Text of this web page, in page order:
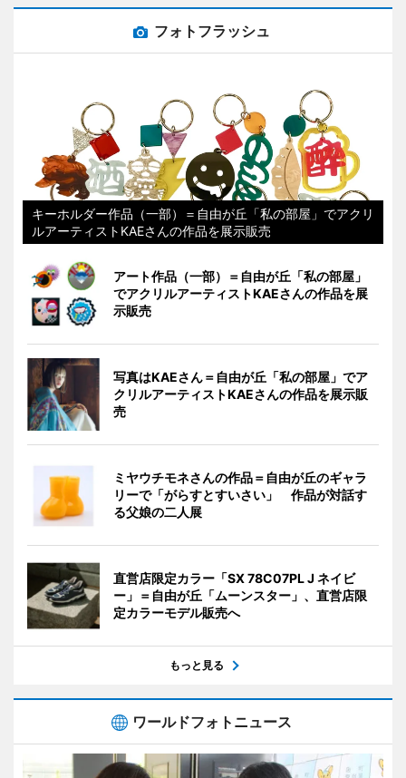
フォトフラッシュ
キーホルダー作品（一部）＝自由が丘「私の部屋」でアクリ
ルアーティストKAEさんの作品を展示販売
アート作品（一部）＝自由が丘「私の部屋」
でアクリルアーティストKAEさんの作品を展
示販売
写真はKAEさん＝自由が丘「私の部屋」でア
クリルアーティストKAEさんの作品を展示販
売
ミヤウチモネさんの作品＝自由が丘のギャラ
リーで「がらすとすいさい」 作品が対話す
る父娘の二人展
直営店限定カラー「SX 78C07PL J ネイビ
ー」＝自由が丘「ムーンスター」、直営店限
定カラーモデル販売へ
もっと見る
ワールドフォトニュース